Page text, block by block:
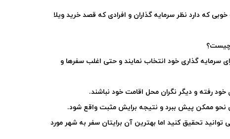
که دارد نظر سرمایه گذاران و افرادی که قصد خرید ویلا
چیست؟
سرمایه گذاری خود انتخاب نمایند و حتی اغلب سفرها و
خود رفته و دیگر نگران محل اقامت خود نباشند.
نحو ممکن پیش ببرد و نتیجه برایش مثبت واقع شود.
تحقیق کنید اما بهترین آن برایتان سفر به شهر مورد